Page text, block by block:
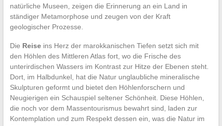
natürliche Museen, zeigen die Erinnerung an ein Land in
ständiger Metamorphose und zeugen von der Kraft
geologischer Prozesse.
Die Reiseins Herz der marokkanischen Tiefen setzt sich mit
den Höhlen des Mittleren Atlas fort, wo die Frische des
unterirdischen Wassers im Kontrast zur Hitze der Ebenen steht.
Dort, im Halbdunkel, hat die Natur unglaubliche mineralische
Skulpturen geformt und bietet den Höhlenforschern und
Neugierigen ein Schauspiel seltener Schönheit. Diese Höhlen,
die noch vor dem Massentourismus bewahrt sind, laden zur
Kontemplation und zum Respekt dessen ein, was die Natur im